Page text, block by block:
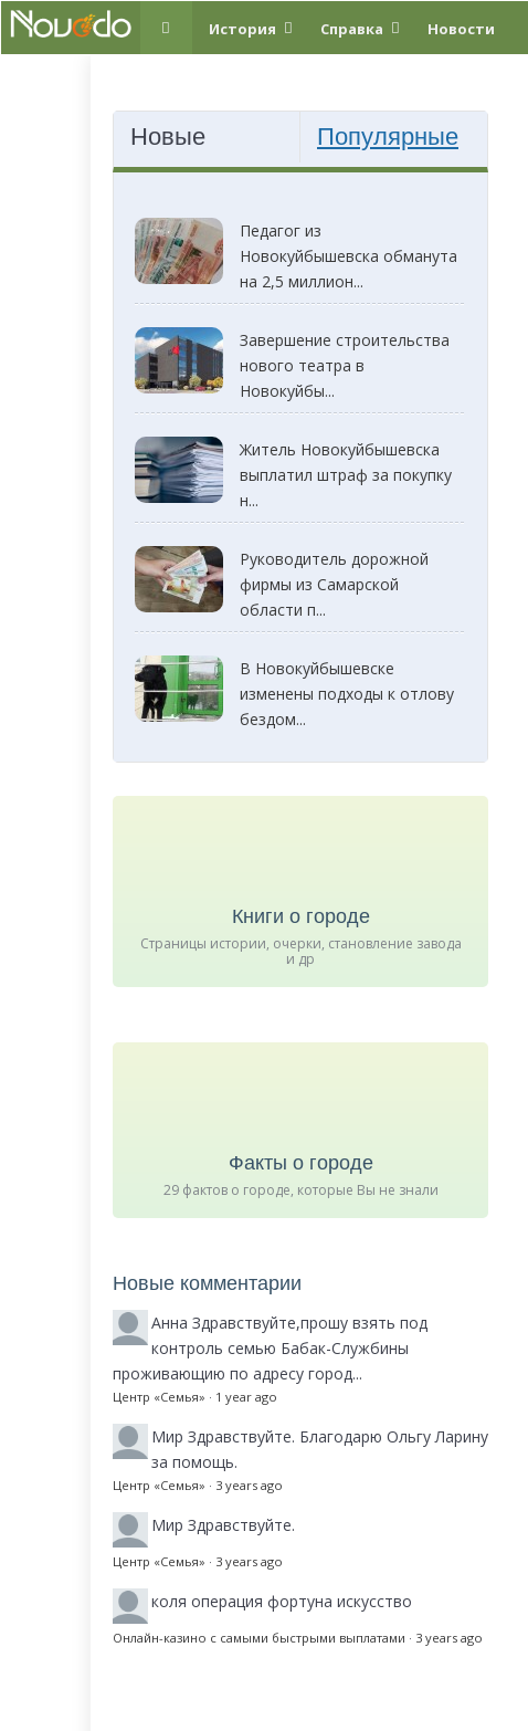
История Справка Новости
Новые Популярные
Педагог из
Новокуйбышевска обманута
на 2,5 миллион...
Завершение строительства
нового театра в
Новокуйбы...
Житель Новокуйбышевска
выплатил штраф за покупку
н...
Руководитель дорожной
фирмы из Самарской
области п...
В Новокуйбышевске
изменены подходы к отлову
бездом...
Книги о городе
Страницы истории, очерки, становление завода
и др
Факты о городе
29 фактов о городе, которые Вы не знали
Новые комментарии
Анна Здравствуйте,прошу взять под
контроль семью Бабак-Службины
проживающию по адресу город...
Центр «Семья» · 1 year ago
Мир Здравствуйте. Благодарю Ольгу Ларину
за помощь.
Центр «Семья» · 3 years ago
Мир Здравствуйте.
Центр «Семья» · 3 years ago
коля операция фортуна искусство
Онлайн-казино с самыми быстрыми выплатами · 3 years ago